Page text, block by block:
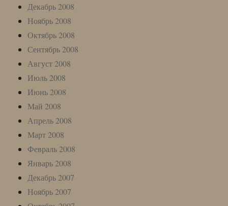
Декабрь 2008
Ноябрь 2008
Октябрь 2008
Сентябрь 2008
Август 2008
Июль 2008
Июнь 2008
Май 2008
Апрель 2008
Март 2008
Февраль 2008
Январь 2008
Декабрь 2007
Ноябрь 2007